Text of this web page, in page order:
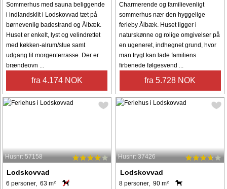
Sommerhus med sauna beliggende
i indlandsklit i Lodskovvad tæt på
børnevenlig badestrand og Ålbæk.
Huset er enkelt, lyst og velindrettet
med køkken-alrum/stue samt
udgang til morgenterrasse. Der er
brændeovn ...
fra 4.174 NOK
Charmerende og familievenligt
sommerhus nær den hyggelige
ferieby Ålbæk. Huset ligger i
naturskønne og rolige omgivelser på
en ugeneret, indhegnet grund, hvor
man trygt kan lade familiens
firbenede følgesvend ...
fra 5.728 NOK
Husnr: 57158
Lodskovvad
6 personer, 63 m²
Husnr: 37426
Lodskovvad
8 personer, 90 m²